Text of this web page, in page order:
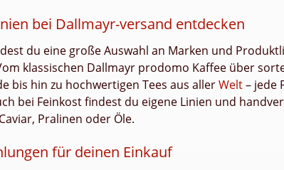
bei Dallmayr-versand entdecken
du eine große Auswahl an Marken und
klassischen Dallmayr prodomo Kaffee über
bis hin zu hochwertigen Tees aus allerWelt– jede
bei Feinkost findest du eigene Linien und
Pralinen oder Öle.
für deinen Einkauf